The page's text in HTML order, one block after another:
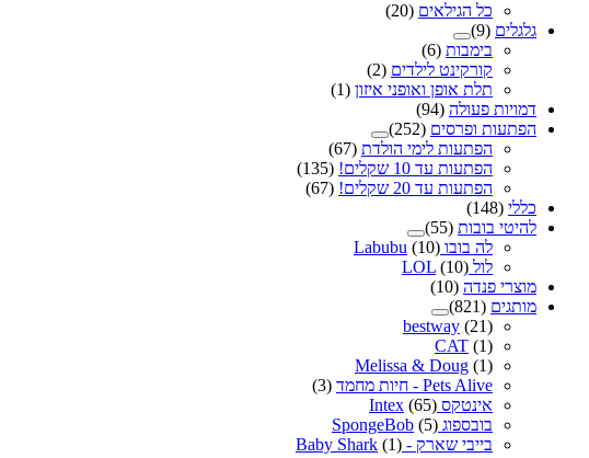
כל הגילאים (20)
גלגלים (9)
בימבות (6)
קורקינט לילדים (2)
תלת אופן ואופני איזון (1)
דמויות פעולה (94)
הפתעות ופרסים (252)
הפתעות לימי הולדת (67)
הפתעות עד 10 שקלים!
(135)
הפתעות עד 20 שקלים!
(67)
כללי (148)
להיטי בובות (55)
לה בובו Labubu (10)
לול LOL (10)
מוצרי פנדה (10)
מותגים (821)
bestway (21)
CAT (1)
Melissa & Doug (1)
Pets Alive - חיות מחמד
(3)
אינטקס Intex (65)
בובספוג SpongeBob (5)
בייבי שארק - Baby Shark (1)